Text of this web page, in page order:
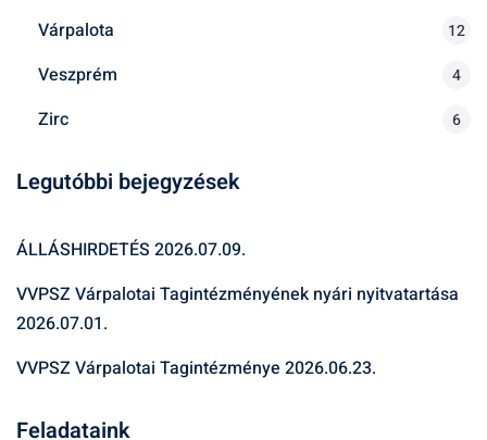
Várpalota 12
Veszprém 4
Zirc 6
Legutóbbi bejegyzések
ÁLLÁSHIRDETÉS 2026.07.09.
VVPSZ Várpalotai Tagintézményének nyári nyitvatartása
2026.07.01.
VVPSZ Várpalotai Tagintézménye 2026.06.23.
Feladataink